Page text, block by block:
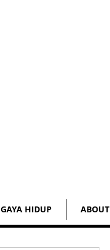
GAYA HIDUP ABOUT